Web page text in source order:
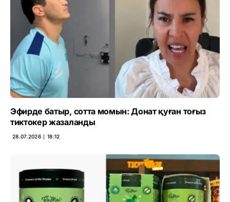
Эфирде батыр, сотта момын: Донат қуған тоғыз
тиктокер жазаланды
28.07.2026 ∣ 18:12